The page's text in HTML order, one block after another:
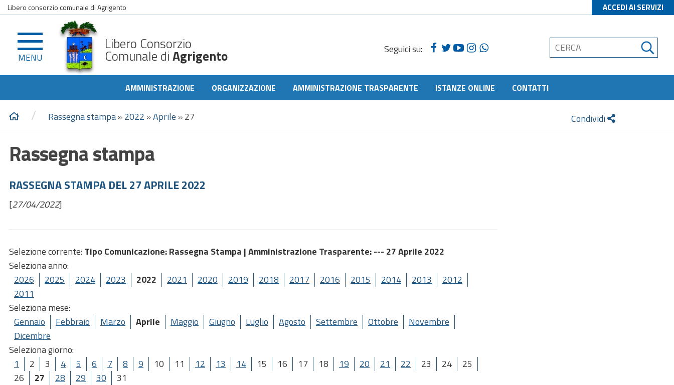
Libero consorzio comunale di Agrigento ACCEDI AI SERVIZI
MENU
Libero Consorzio
Comunale diAgrigento Seguici su:
AMMINISTRAZIONE ORGANIZZAZIONE AMMINISTRAZIONE TRASPARENTE ISTANZE ONLINE CONTATTI
/ Rassegna stampa»2022 »Aprile »27 Condividi
Rassegna stampa
RASSEGNA STAMPA DEL 27 APRILE 2022
[27/04/2022]
Selezione corrente: Tipo Comunicazione: Rassegna Stampa |Amministrazione Trasparente: --- 27 Aprile 2022
Seleziona anno:
2026
2025 2024 2023 2022 2021 2020 2019 2018 2017 2016 2015 2014 2013
2012
2011
Seleziona mese:
Gennaio
Febbraio Marzo Aprile Maggio Giugno Luglio Agosto Settembre Ottobre
Novembre
Dicembre
Seleziona giorno:
1
2 3 4 5 6 7 8 9 10 11 12 13 14 15 16 17 18 19 20 21 22 23 24
25
26
27 28 29 30 31